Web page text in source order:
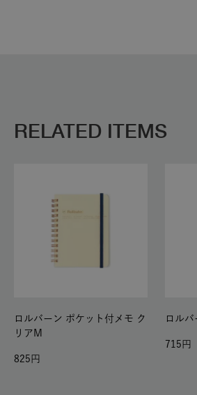
RELATED ITEMS
ロルバーン ポケット付メモ ク
リアM
825
ロル
715